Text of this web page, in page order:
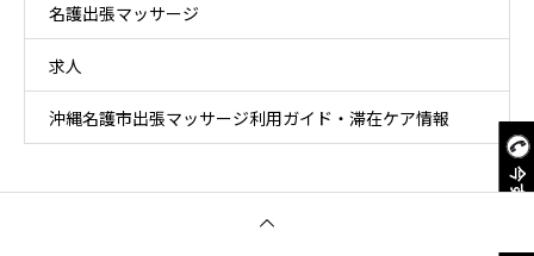
今すぐ電話
名護出張マッサージ
求人
沖縄名護市出張マッサージ利用ガイド・滞在ケア情報